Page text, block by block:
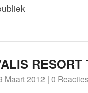
RESORT
Maart 2012 | 0